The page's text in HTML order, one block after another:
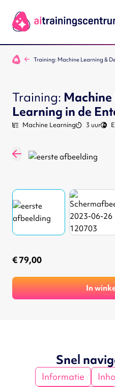
Training: Machine Learning &
Training:
Learning in de
Machine Learning 3 uur
€ 79,00
In
Snel
Informatie